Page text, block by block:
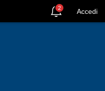
2 Accedi